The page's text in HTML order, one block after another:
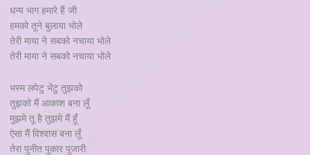
धन्य भाग हमारे हैं जी
हमको तूने बुलाया भोले
तेरी माया ने सबको नचाया भोले
तेरी माया ने सबको नचाया भोले
भस्म लपेटु भेंटु तुझको
तुझको मैं आकाश बना लूँ
मुझमे तू है तुझमे मैं हूँ
ऐसा मैं विश्वास बना लूँ
तेरा पुनीत पुकार पुजारी